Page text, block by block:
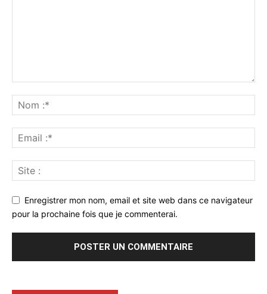
Enregistrer mon nom, email et site web dans ce navigateur
pour la prochaine fois que je commenterai.